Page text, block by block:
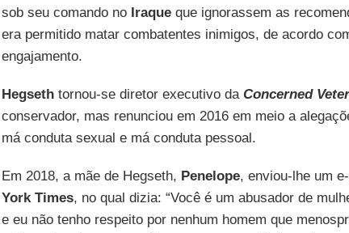
sob seu comando no Iraqueque ignorassem as
era permitido matar combatentes inimigos, de acordo
engajamento.
Hegsethtornou-se diretor executivo daConcerned
conservador, mas renunciou em 2016 em meio a
má conduta sexual e má conduta pessoal.
Em 2018, a mãe de Hegseth, Penelope, enviou-lhe um
York Times, no qual dizia: “Você é um abusador de
e eu não tenho respeito por nenhum homem que